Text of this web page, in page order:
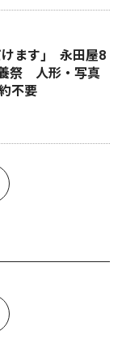
けます｣ 永田屋8
祭 人形・写真
不要